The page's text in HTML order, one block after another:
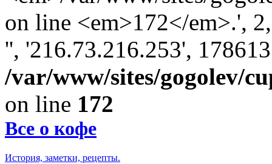
on line <em>172</em>.',
'', '216.73.216.253',
/var/www/sites/gogolev/
on line 172
Все о кофе
История, заметки, рецепты.